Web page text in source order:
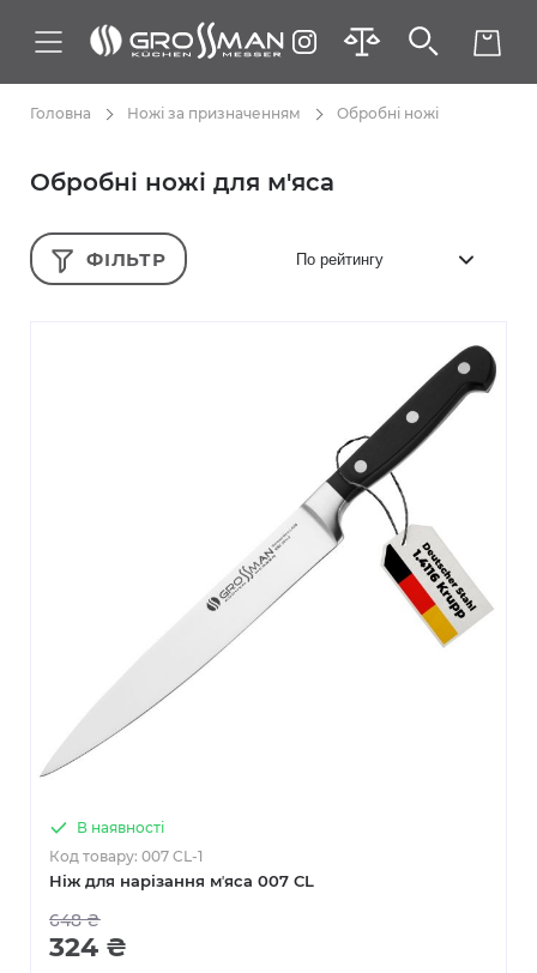
Головна Ножі за призначенням Обробні ножі
Обробні ножі для м'яса
Ніж для нарізання мʼяса 007 CL
В наявності
Код товару: 007 CL-1
324 ₴
648 ₴
ФІЛЬТР